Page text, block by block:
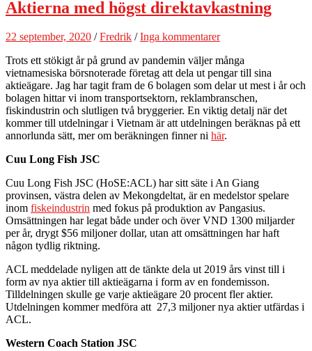
Aktierna med högst direktavkastning
22 september, 2020 /Fredrik /Inga kommentarer
Trots ett stökigt år på grund av pandemin väljer många
vietnamesiska börsnoterade företag att dela ut pengar till sina
aktieägare. Jag har tagit fram de 6 bolagen som delar ut mest i år och
bolagen hittar vi inom transportsektorn, reklambranschen,
fiskindustrin och slutligen två bryggerier. En viktig detalj när det
kommer till utdelningar i Vietnam är att utdelningen beräknas på ett
annorlunda sätt, mer om beräkningen finner ni här.
Cuu Long Fish JSC
Cuu Long Fish JSC (HoSE:ACL) har sitt säte i An Giang
provinsen, västra delen av Mekongdeltat, är en medelstor spelare
inom fiskeindustrin med fokus på produktion av Pangasius.
Omsättningen har legat både under och över VND 1300 miljarder
per år, drygt $56 miljoner dollar, utan att omsättningen har haft
någon tydlig riktning.
ACL meddelade nyligen att de tänkte dela ut 2019 års vinst till i
form av nya aktier till aktieägarna i form av en fondemisson.
Tilldelningen skulle ge varje aktieägare 20 procent fler aktier.
Utdelningen kommer medföra att 27,3 miljoner nya aktier utfärdas i
ACL.
Western Coach Station JSC